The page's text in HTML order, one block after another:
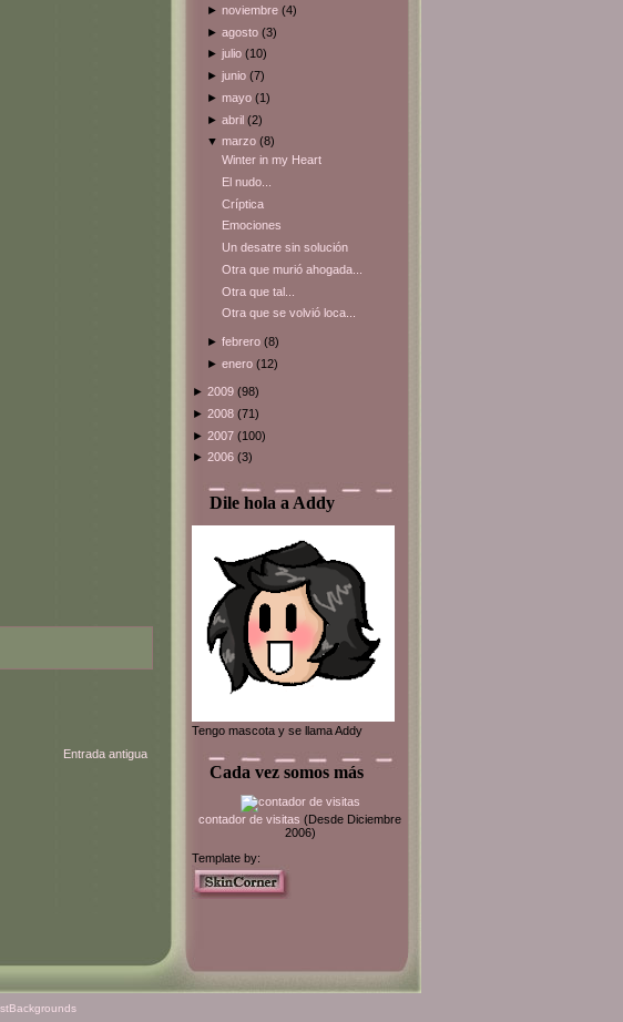
Entrada antigua
►noviembre(4)
►agosto(3)
►julio(10)
►junio(7)
►mayo(1)
►abril(2)
▼marzo(8)
Winter in my Heart
El nudo...
Críptica
Emociones
Un desatre sin solución
Otra que murió ahogada...
Otra que tal...
Otra que se volvió loca...
►febrero(8)
►enero(12)
► 2009 (98)
► 2008 (71)
► 2007 (100)
► 2006 (3)
Dile hola a Addy
Tengo mascota y se llama Addy
Cada vez somos más
contador de visitas (Desde Diciembre
2006)
Template by: